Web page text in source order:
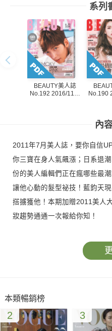
系列
BEAUTY美人誌
No.192 2016/11月
No.190
內
2011年7月美人誌，要你自信
你三寶在身人氣飆漲；日系退
份的美人編輯們正在瘋哪些最
讓他心動的髮型祕技！藍鈞天
搭擄獲他！本期加贈2011美人
妝趨勢通通一次報給你知！
本類暢銷榜
2 3